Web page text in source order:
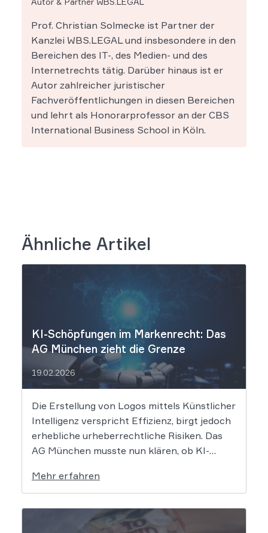
Prof. Christian Solmecke ist Partner der
Kanzlei WBS.LEGAL und insbesondere in den
Bereichen des IT-, des Medien- und des
Internetrechts tätig. Darüber hinaus ist er
Autor zahlreicher juristischer
Fachveröffentlichungen in diesen Bereichen
und lehrt als Honorarprofessor an der CBS
International Business School in Köln.
Ähnliche Artikel
KI-Schöpfungen im Markenrecht: Das
AG München zieht die Grenze
19.02.2026
Die Erstellung von Logos mittels Künstlicher
Intelligenz verspricht Effizienz, birgt jedoch
erhebliche urheberrechtliche Risiken. Das
AG München musste nun klären, ob KI-
Schöpfungsgrad erreichen, um rechtlichen
Schutz gegen Nachahmung zu genießen. Die
Entscheidung verdeutlicht, dass der bloße
Einsatz von Algorithmen ohne menschliche
Mehr erfahren